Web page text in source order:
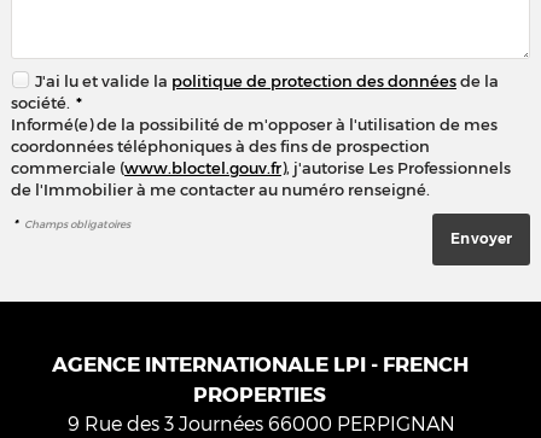
J'ai lu et valide la politique de protection des donnéesde la
société. *
Informé(e) de la possibilité de m'opposer à l'utilisation de mes
coordonnées téléphoniques à des fins de prospection
commerciale (www.bloctel.gouv.fr), j'autorise Les Professionnels
de l'Immobilier à me contacter au numéro renseigné.
* Champs obligatoires
AGENCE INTERNATIONALE LPI - FRENCH
PROPERTIES
9 Rue des 3 Journées 66000 PERPIGNAN